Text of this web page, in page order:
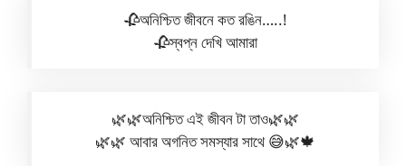
🥀অনিশ্চিত জীবনে কত রঙিন…..!
🥀স্বপ্ন দেখি আমারা
🌿🌿অনিশ্চিত এই জীবন টা তাও🌿🌿
🌿🌿 আবার অগনিত সমস্যার সাথে 😅🌿🍁